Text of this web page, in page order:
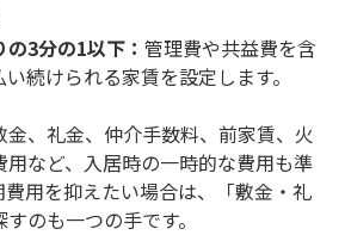
の3分の1以下：管理費や共益費を含
続けられる家賃を設定します。
金、礼金、仲介手数料、前家賃、火
など、入居時の一時的な費用も準
用を抑えたい場合は、「敷金・礼
のも一つの手です。